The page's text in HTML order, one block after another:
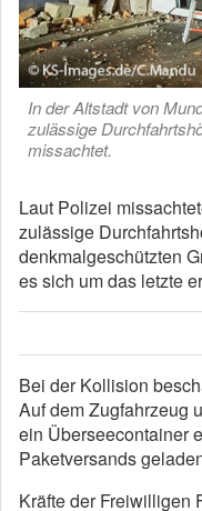
In der Altstadt von
zulässige
missachtet.
Laut Polizei
zulässige
denkmalgeschützten
es sich um das letzte
Bei der Kollision
Auf dem Zugfahrzeug
ein Überseecontainer
Paketversands
Kräfte der Freiwilligen